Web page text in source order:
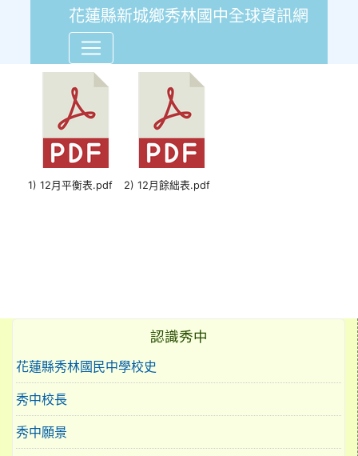
花蓮縣新城鄉秀林國中全球資訊網
111年12月份會計報告平衡表
1) 12月平衡表.pdf 2) 12月餘絀表.pdf
認識秀中
花蓮縣秀林國民中學校史
秀中校長
秀中願景